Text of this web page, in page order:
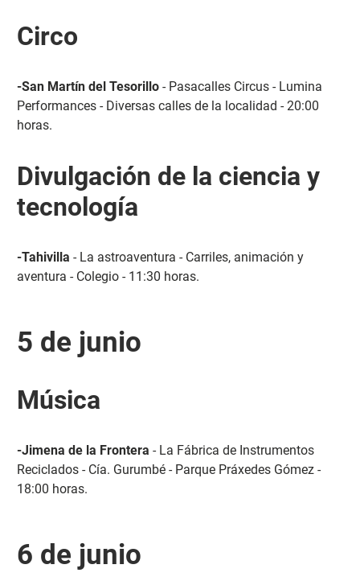
Circo
-San Martín del Tesorillo- Pasacalles Circus - Lumina
Performances - Diversas calles de la localidad - 20:00
horas.
Divulgación de la ciencia y
tecnología
-Tahivilla - La astroaventura - Carriles, animación y
aventura - Colegio - 11:30 horas.
5 de junio
Música
-Jimena de la Frontera - La Fábrica de Instrumentos
Reciclados - Cía. Gurumbé - Parque Práxedes Gómez -
18:00 horas.
6 de junio